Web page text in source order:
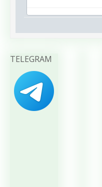
TELEGRAM